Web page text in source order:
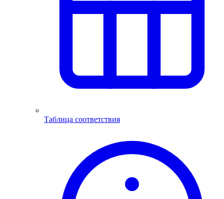
Таблица соответствия